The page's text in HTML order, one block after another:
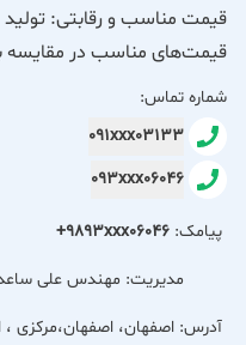
قیمت مناسب و رقابتی:
قیمت‌های مناسب در مقایسه
شماره تماس:
091xxx03133
093xxx06046
پیامک: +9893xxx06046
مدیریت: مهندس علی
آدرس: اصفهان، اصفهان،مرکزی ،